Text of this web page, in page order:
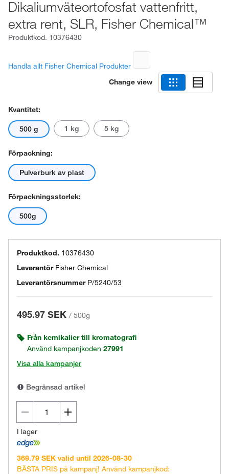
Dikaliumväteortofosfat vattenfritt,
extra rent, SLR, Fisher Chemical™
Produktkod. 10376430
Handla allt Fisher Chemical Produkter
Change view
Kvantitet:
500 g 1 kg 5 kg
Förpackning:
Pulverburk av plast
Förpackningsstorlek:
500g
Produktkod. 10376430
Leverantör Fisher Chemical
Leverantörsnummer P/5240/53
495.97 SEK / 500g
Från kemikalier till kromatografi
Använd kampanjkoden 27991
Visa alla kampanjer
Begränsad artikel
I lager
369.79 SEK valid until 2026-08-30
BÄSTA PRIS på kampanj! Använd kampanjkod: